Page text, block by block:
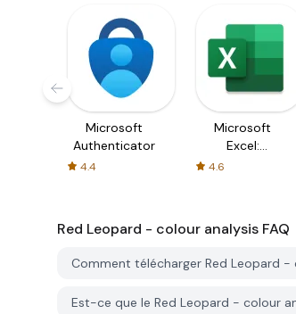
Microsoft
Authenticator
4.4
Microsoft
Excel:
Spreadsheets
4.6
Red Leopard - colour analysis FAQ
Comment télécharger Red Leopard -
Est-ce que le Red Leopard - colour